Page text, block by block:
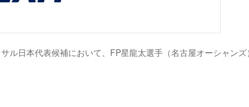
ル日本代表候補において、FP星龍太選手（名古屋オーシャンズ